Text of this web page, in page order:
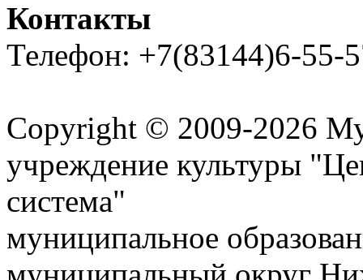
Контакты
Телефон: +7(83144)6-55-
Copyright © 2009-2026
учреждение культуры
система"
муниципальное